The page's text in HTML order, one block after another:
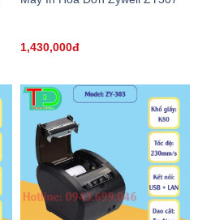
1,430,000đ